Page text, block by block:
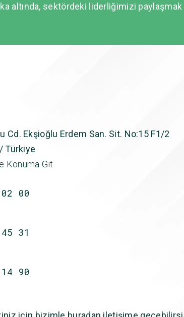
altında, sektördeki liderliğimizi
Cd. Ekşioğlu Erdem San. Sit. No:15 F1/2
Türkiye
Konuma Git
00
31
90